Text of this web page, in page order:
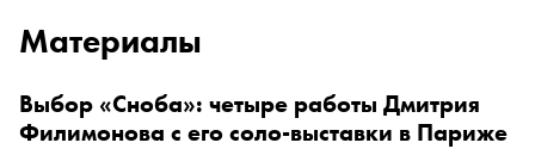
Материалы
Выбор «Сноба»: четыре работы Дмитрия
Филимонова с его соло-выставки в Париже